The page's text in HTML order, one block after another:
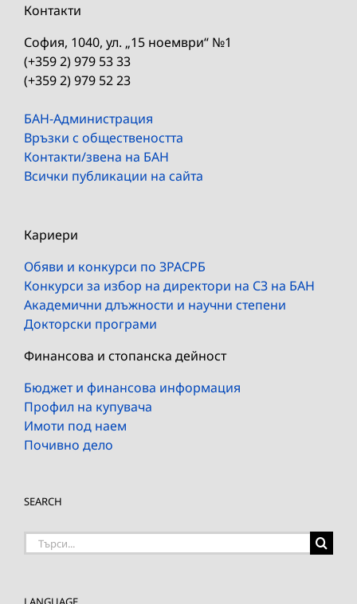
Контакти
София, 1040, ул. „15 ноември“ №1
(+359 2) 979 53 33
(+359 2) 979 52 23
БАН-Администрация
Връзки с обществеността
Контакти/звена на БАН
Всички публикации на сайта
Кариери
Обяви и конкурси по ЗРАСРБ
Конкурси за избор на директори на СЗ на БАН
Академични длъжности и научни степени
Докторски програми
Финансова и стопанска дейност
Бюджет и финансова информация
Профил на купувача
Имоти под наем
Почивно дело
SEARCH
Търсене